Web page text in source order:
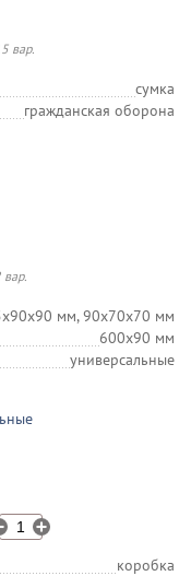
вар.
сумка
гражданская оборона
вар.
мм, 90х70х70 мм
600х90 мм
универсальные
коробка